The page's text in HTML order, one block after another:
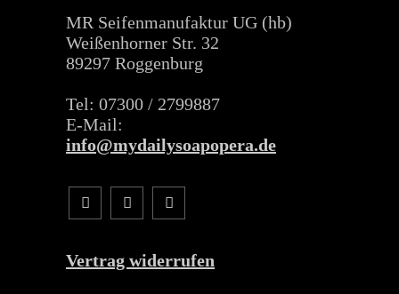
MR Seifenmanufaktur UG (hb)
Weißenhorner Str. 32
89297 Roggenburg
Tel: 07300 / 2799887
E-Mail:
info@mydailysoapopera.de
Vertrag widerrufen